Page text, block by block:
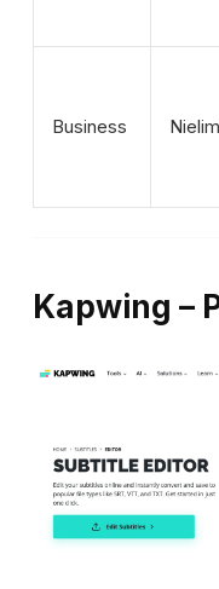
Business
Kapwing –